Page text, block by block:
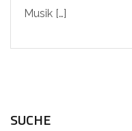
Musik […]
SUCHE